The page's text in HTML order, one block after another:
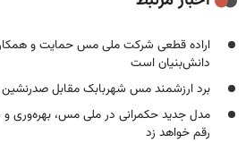
اراده قطعی شرکت ملی مس حمایت و
دانش‌بنیان است
برد ارزشمند مس شهربابک مقابل
مدل جدید حکمرانی در ملی مس، بهره‌وری و
رقم خواهد زد